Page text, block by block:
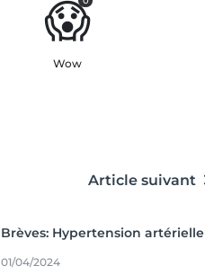
😱
Wow
Article suivant
Brèves: Hypertension artérielle
01/04/2024